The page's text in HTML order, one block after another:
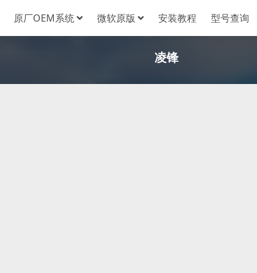
原厂OEM系统 微软原版 安装教程 型号查询
凌锋